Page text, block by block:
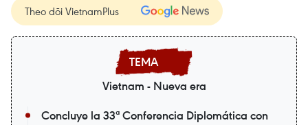
Theo dõi VietnamPlus
Vietnam - Nueva era
Concluye la 33ª Conferencia Diplomática con